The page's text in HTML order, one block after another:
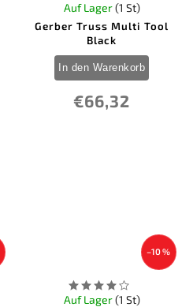
Gerber Truss Multi Tool
Black
Auf Lager(1 St)
€66,32
In den Warenkorb
–10 %
Auf Lager(1 St)